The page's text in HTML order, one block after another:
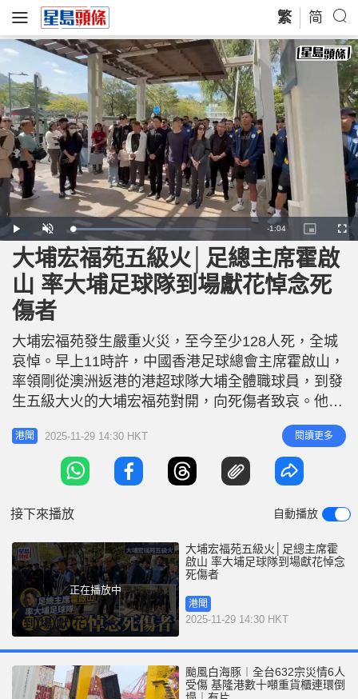
繁 简
P
l
y
U
n
m
u
t
e
L
o
a
d
e
d
:
4
6
R
e
m
n
i
n
-1:04
P
i
c
t
u
r
e
-
i
c
t
u
r
e
F
u
大埔宏福苑五級火│足總主席霍啟
山 率大埔足球隊到場獻花悼念死
傷者
大埔宏福苑發生嚴重火災，至今至少128人死，全城
哀悼。早上11時許，中國香港足球總會主席霍啟山，
率領剛從澳洲返港的港超球隊大埔全體職球員，到發
生五級大火的大埔宏福苑對開，向死傷者致哀。他們
一行50多人，在場獻花鞠躬後默言離開。 現場所
見，大埔足球會會長葉吳彬彬、副主席兼領隊葉志
雄，及總監兼主教練李志堅，球員顏卓彬，陳肇鈞，
謝家榮及一眾外援均有出席。 大埔周四（27日）在
港聞 2025-11-29 14:30 HKT 閱讀更多
接下來播放 自動播放
正在播放中
大埔宏福苑五級火│足總主席霍
啟山 率大埔足球隊到場獻花悼念
死傷者
港聞
2025-11-29 14:30 HKT
颱風白海豚︱全台632宗災情6人
受傷 基隆港數十噸重貨櫃連環倒